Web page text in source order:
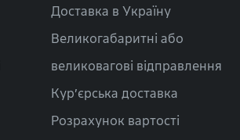
Доставка в Україну
Великогабаритні або
великовагові відправлення
Кур’єрська доставка
Розрахунок вартості